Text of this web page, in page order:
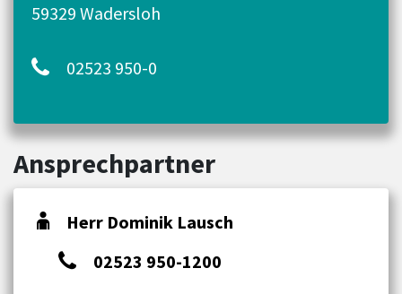
59329 Wadersloh
02523 950-0
Ansprechpartner
Herr Dominik Lausch
02523 950-1200